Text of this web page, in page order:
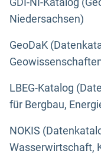
Niedersachsen)
GeoDaK
LBEG-Katalog
für Bergbau,
NOKIS
Wasserwirtschaft,